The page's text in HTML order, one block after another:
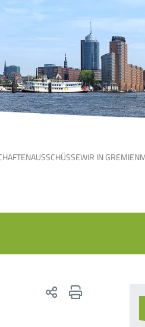
AUSSCHÜSSEWIR IN GREMIEN